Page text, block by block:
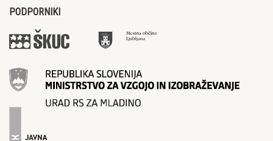
PODPORNIKI